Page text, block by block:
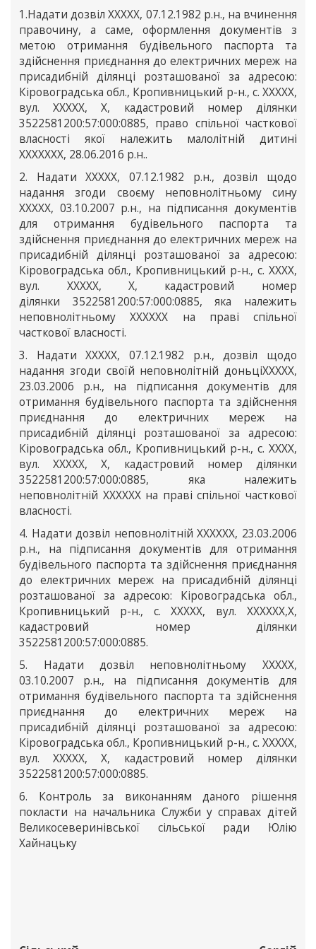
1.Надати дозвіл ХХХХХ, 07.12.1982 р.н., на вчинення
правочину, а саме, оформлення документів з
метою отримання будівельного паспорта та
здійснення приєднання до електричних мереж на
присадибній ділянці розташованої за адресою:
Кіровоградська обл., Кропивницький р-н., с. ХХХХХ,
вул. ХХХХХ, Х, кадастровий номер ділянки
3522581200:57:000:0885, право спільної часткової
власності якої належить малолітній дитині
ХХХХХХХ, 28.06.2016 р.н..
2. Надати ХХХХХ, 07.12.1982 р.н., дозвіл щодо
надання згоди своєму неповнолітньому сину
ХХХХХ, 03.10.2007 р.н., на підписання документів
для отримання будівельного паспорта та
здійснення приєднання до електричних мереж на
присадибній ділянці розташованої за адресою:
Кіровоградська обл., Кропивницький р-н., с. ХХХХ,
вул. ХХХХХ, Х, кадастровий номер
ділянки 3522581200:57:000:0885, яка належить
неповнолітньому ХХХХХХ на праві спільної
часткової власності.
3. Надати ХХХХХ, 07.12.1982 р.н., дозвіл щодо
надання згоди своїй неповнолітній доньціХХХХХ,
23.03.2006 р.н., на підписання документів для
отримання будівельного паспорта та здійснення
приєднання до електричних мереж на
присадибній ділянці розташованої за адресою:
Кіровоградська обл., Кропивницький р-н., с. ХХХХ,
вул. ХХХХХ, Х, кадастровий номер ділянки
3522581200:57:000:0885, яка належить
неповнолітній ХХХХХХ на праві спільної часткової
власності.
4. Надати дозвіл неповнолітній ХХХХХХ, 23.03.2006
р.н., на підписання документів для отримання
будівельного паспорта та здійснення приєднання
до електричних мереж на присадибній ділянці
розташованої за адресою: Кіровоградська обл.,
Кропивницький р-н., с. ХХХХХ, вул. ХХХХХХ,Х,
кадастровий номер ділянки
3522581200:57:000:0885.
5. Надати дозвіл неповнолітньому ХХХХХ,
03.10.2007 р.н., на підписання документів для
отримання будівельного паспорта та здійснення
приєднання до електричних мереж на
присадибній ділянці розташованої за адресою:
Кіровоградська обл., Кропивницький р-н., с. ХХХХХ,
вул. ХХХХХ, Х, кадастровий номер ділянки
3522581200:57:000:0885.
6. Контроль за виконанням даного рішення
покласти на начальника Служби у справах дітей
Великосеверинівської сільської ради Юлію
Хайнацьку